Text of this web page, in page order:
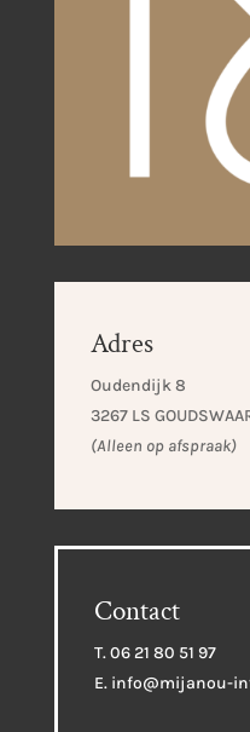
Adres
Oudendijk 8
3267 LS
(Alleen op afspraak)
Contact
T. 06 21 80 51 97
E. info@mijanou-